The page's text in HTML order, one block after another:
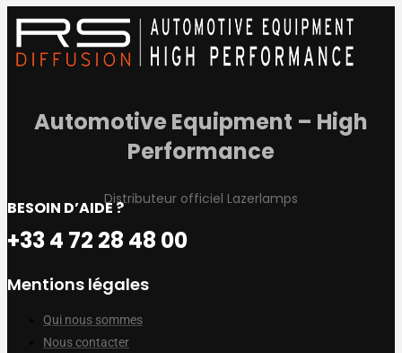
Automotive Equipment – High
Performance
Distributeur officiel Lazerlamps
BESOIN D’AIDE ?
+33 4 72 28 48 00
Mentions légales
Qui nous sommes
Nous contacter